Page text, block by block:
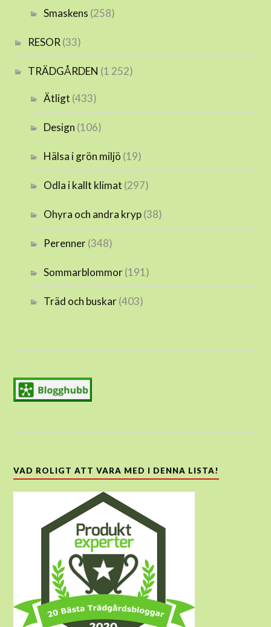
Smaskens (258)
RESOR(33)
TRÄDGÅRDEN (1 252)
Ätligt (433)
Design (106)
Hälsa i grön miljö (19)
Odla i kallt klimat (297)
Ohyra och andra kryp(38)
Perenner(348)
Sommarblommor(191)
Träd och buskar(403)
VAD ROLIGT ATT VARA MED I DENNA LISTA!